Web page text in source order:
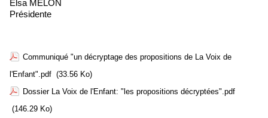
Elsa MELON
Présidente
Communiqué "un décryptage des propositions de La Voix de
l'Enfant".pdf (33.56 Ko)
Dossier La Voix de l'Enfant: "les propositions décryptées".pdf
(146.29 Ko)